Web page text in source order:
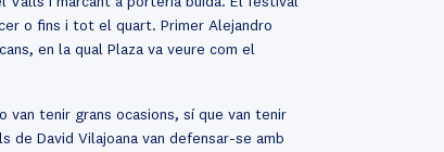
o fins i tot el quart. Primer Alejandro
en la qual Plaza va veure com el
van tenir grans ocasions, sí que van tenir
de David Vilajoana van defensar-se amb